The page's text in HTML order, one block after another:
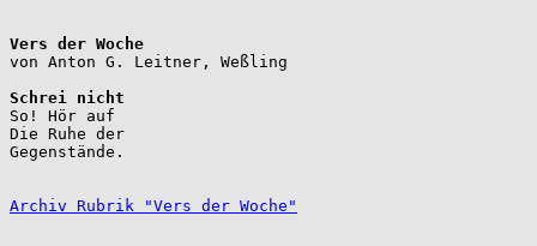
Vers der Woche
Schrei nicht
So! Hör auf
Die Ruhe der
Gegenstände.
Archiv Rubrik "Vers der Woche"